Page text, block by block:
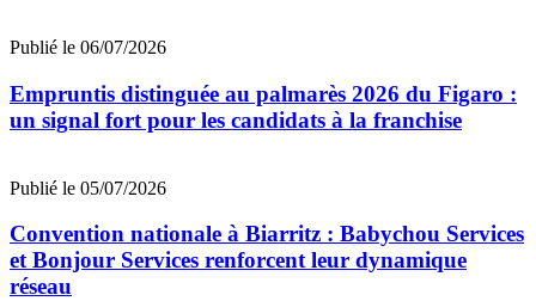
Publié le 06/07/2026
Empruntis distinguée au palmarès 2026 du Figaro :
un signal fort pour les candidats à la franchise
Publié le 05/07/2026
Convention nationale à Biarritz : Babychou Services
et Bonjour Services renforcent leur dynamique
réseau